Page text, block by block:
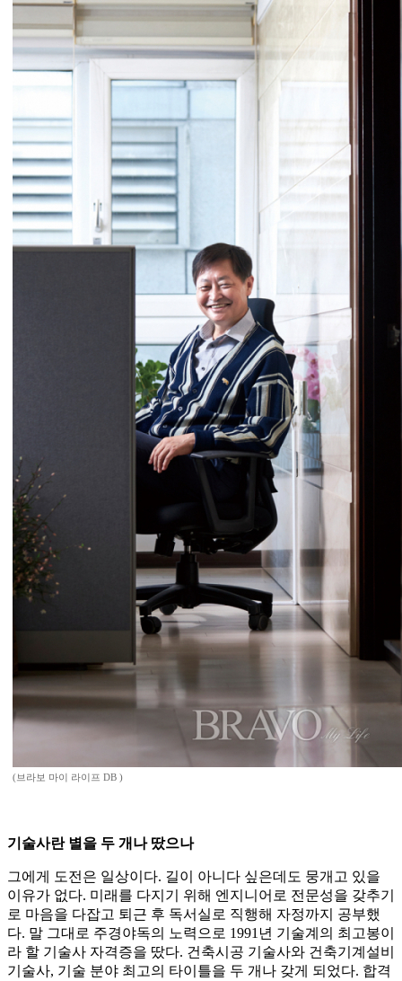
(브라보 마이 라이프 DB )
기술사란 별을 두 개나 땄으나
그에게 도전은 일상이다. 길이 아니다 싶은데도 뭉개고 있을
이유가 없다. 미래를 다지기 위해 엔지니어로 전문성을 갖추기
로 마음을 다잡고 퇴근 후 독서실로 직행해 자정까지 공부했
다. 말 그대로 주경야독의 노력으로 1991년 기술계의 최고봉이
라 할 기술사 자격증을 땄다. 건축시공 기술사와 건축기계설비
기술사, 기술 분야 최고의 타이틀을 두 개나 갖게 되었다. 합격